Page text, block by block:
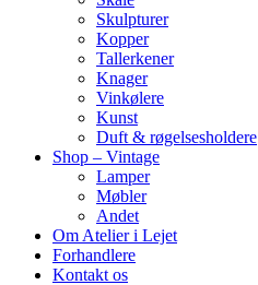
Skulpturer
Kopper
Tallerkener
Knager
Vinkølere
Kunst
Duft & røgelsesholdere
Shop – Vintage
Lamper
Møbler
Andet
Om Atelier i Lejet
Forhandlere
Kontakt os